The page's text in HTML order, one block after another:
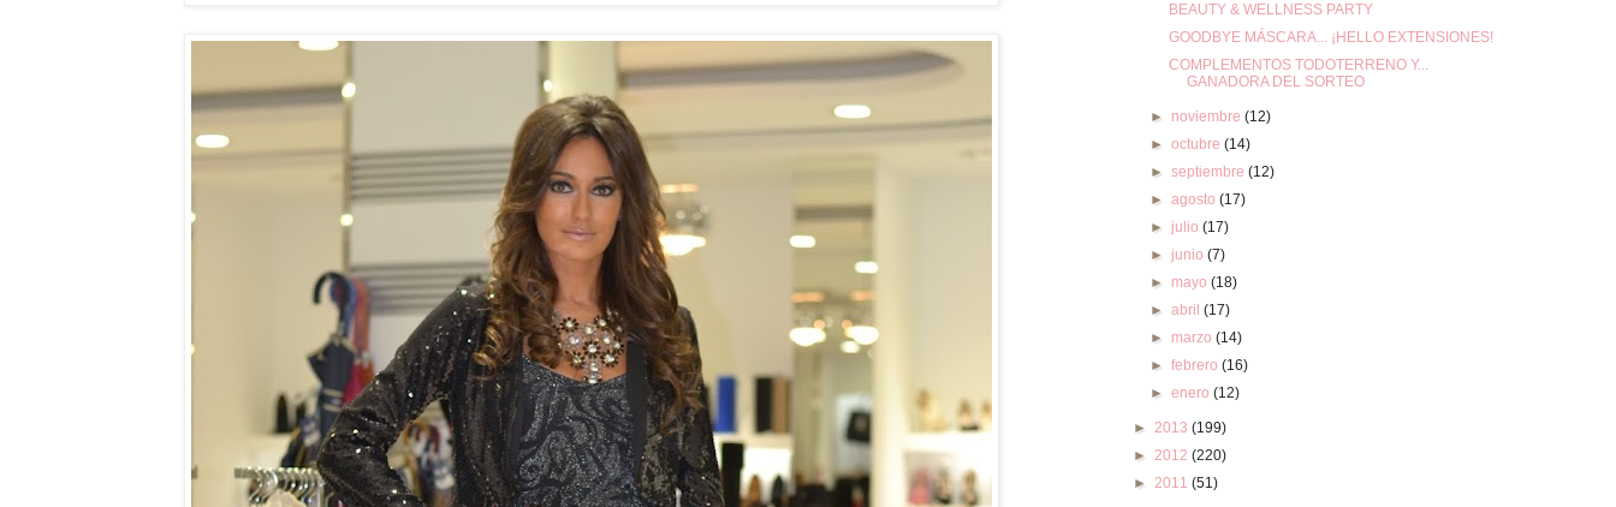
BEAUTY & WELLNESS PARTY
GOODBYE MÁSCARA... ¡HELLO EXTENSIONES!
COMPLEMENTOS TODOTERRENO Y...
GANADORA DEL SORTEO
► noviembre(12)
►octubre(14)
►septiembre(12)
►agosto(17)
► julio(17)
► junio(7)
► mayo(18)
►abril(17)
► marzo(14)
►febrero(16)
►enero(12)
► 2013 (199)
► 2012 (220)
► 2011 (51)